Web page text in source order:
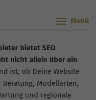
bietet SEO
nicht allein über ein
ist, ob Deine Website
Modellarten,
und regionale